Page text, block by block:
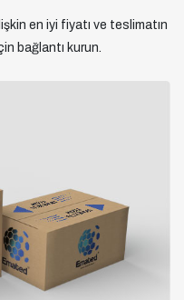
en iyi fiyatı ve teslimatın
bağlantı kurun.